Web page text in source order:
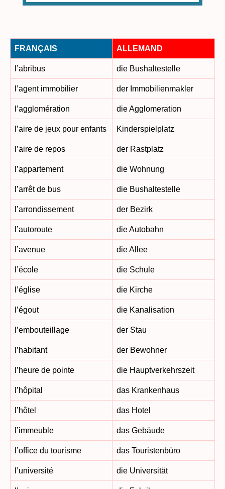
FRANÇAIS ALLEMAND
l’abribus die Bushaltestelle
l’agent immobilier der Immobilienmakler
l’agglomération die Agglomeration
l’aire de jeux pour enfants Kinderspielplatz
l’aire de repos der Rastplatz
l’appartement die Wohnung
l’arrêt de bus die Bushaltestelle
l’arrondissement der Bezirk
l’autoroute die Autobahn
l’avenue die Allee
l’école die Schule
l’église die Kirche
l’égout die Kanalisation
l’embouteillage der Stau
l’habitant der Bewohner
l’heure de pointe die Hauptverkehrszeit
l’hôpital das Krankenhaus
l’hôtel das Hotel
l’immeuble das Gebäude
l’office du tourisme das Touristenbüro
l’université die Universität